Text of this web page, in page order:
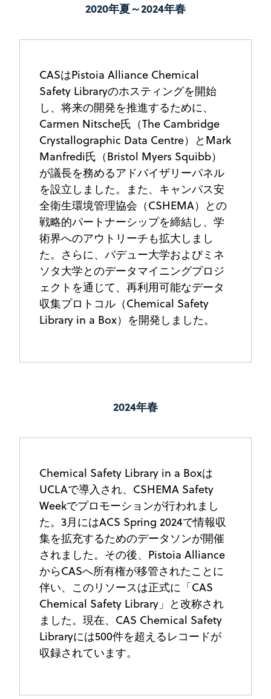
2020年夏～2024年春
CASはPistoia Alliance Chemical
Safety Libraryのホスティングを開始
し、将来の開発を推進するために、
Carmen Nitsche氏（The Cambridge
Crystallographic Data Centre）とMark
Manfredi氏（Bristol Myers Squibb）
が議長を務めるアドバイザリーパネル
を設立しました。また、キャンパス安
全衛生環境管理協会（CSHEMA）との
戦略的パートナーシップを締結し、学
術界へのアウトリーチも拡大しまし
た。さらに、パデュー大学およびミネ
ソタ大学とのデータマイニングプロジ
ェクトを通じて、再利用可能なデータ
収集プロトコル（Chemical Safety
Library in a Box）を開発しました。
2024年春
Chemical Safety Library in a Boxは
UCLAで導入され、CSHEMA Safety
Weekでプロモーションが行われまし
た。3月にはACS Spring 2024で情報収
集を拡充するためのデータソンが開催
されました。その後、Pistoia Alliance
からCASへ所有権が移管されたことに
伴い、このリソースは正式に「CAS
Chemical Safety Library」と改称され
ました。現在、CAS Chemical Safety
Libraryには500件を超えるレコードが
収録されています。